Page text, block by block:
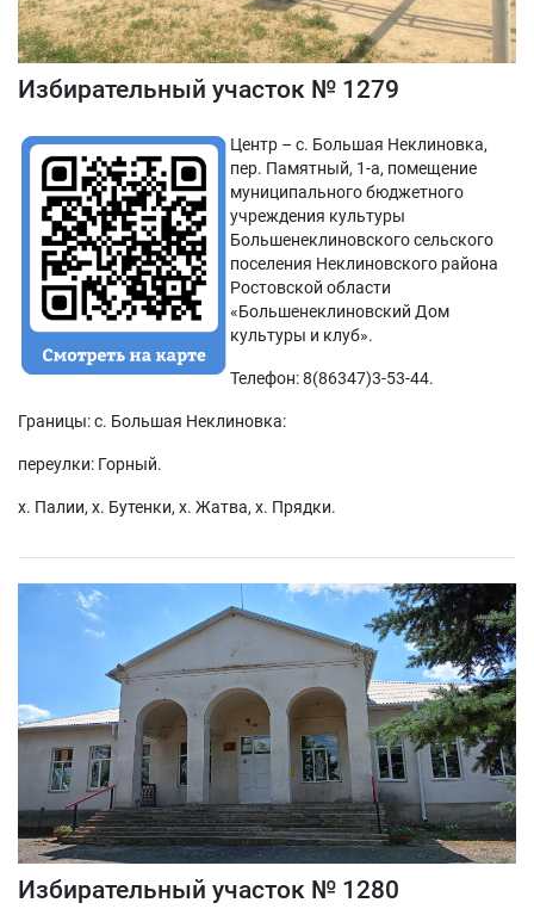
Избирательный участок № 1279
Центр – с. Большая Неклиновка,
пер. Памятный, 1-а, помещение
муниципального бюджетного
учреждения культуры
Большенеклиновского сельского
поселения Неклиновского района
Ростовской области
«Большенеклиновский Дом
культуры и клуб».
Телефон: 8(86347)3-53-44.
Границы: с. Большая Неклиновка:
переулки: Горный.
х. Палии, х. Бутенки, х. Жатва, х. Прядки.
Избирательный участок № 1280